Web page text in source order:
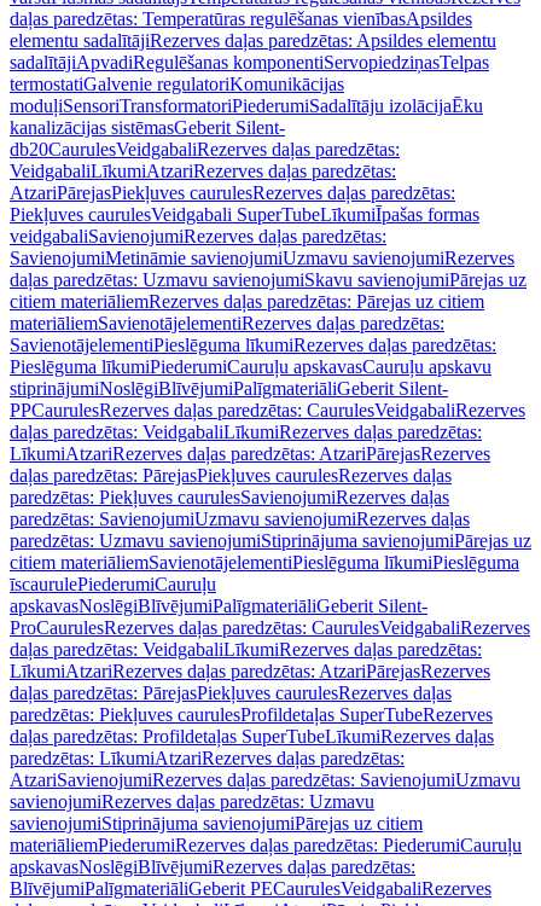
daļas paredzētas: Temperatūras regulēšanas vienībasApsildes
elementu sadalītājiRezerves daļas paredzētas: Apsildes elementu
sadalītājiApvadiRegulēšanas komponentiServopiedziņasTelpas
termostatiGalvenie regulatoriKomunikācijas
moduļiSensoriTransformatoriPiederumiSadalītāju izolācijaĒku
kanalizācijas sistēmasGeberit Silent-
db20CaurulesVeidgabaliRezerves daļas paredzētas:
VeidgabaliLīkumiAtzariRezerves daļas paredzētas:
AtzariPārejasPiekļuves caurulesRezerves daļas paredzētas:
Piekļuves caurulesVeidgabali SuperTubeLīkumiĪpašas formas
veidgabaliSavienojumiRezerves daļas paredzētas:
SavienojumiMetināmie savienojumiUzmavu savienojumiRezerves
daļas paredzētas: Uzmavu savienojumiSkavu savienojumiPārejas uz
citiem materiāliemRezerves daļas paredzētas: Pārejas uz citiem
materiāliemSavienotājelementiRezerves daļas paredzētas:
SavienotājelementiPieslēguma līkumiRezerves daļas paredzētas:
Pieslēguma līkumiPiederumiCauruļu apskavasCauruļu apskavu
stiprinājumiNoslēgiBlīvējumiPalīgmateriāliGeberit Silent-
PPCaurulesRezerves daļas paredzētas: CaurulesVeidgabaliRezerves
daļas paredzētas: VeidgabaliLīkumiRezerves daļas paredzētas:
LīkumiAtzariRezerves daļas paredzētas: AtzariPārejasRezerves
daļas paredzētas: PārejasPiekļuves caurulesRezerves daļas
paredzētas: Piekļuves caurulesSavienojumiRezerves daļas
paredzētas: SavienojumiUzmavu savienojumiRezerves daļas
paredzētas: Uzmavu savienojumiStiprinājuma savienojumiPārejas uz
citiem materiāliemSavienotājelementiPieslēguma līkumiPieslēguma
īscaurulePiederumiCauruļu
apskavasNoslēgiBlīvējumiPalīgmateriāliGeberit Silent-
ProCaurulesRezerves daļas paredzētas: CaurulesVeidgabaliRezerves
daļas paredzētas: VeidgabaliLīkumiRezerves daļas paredzētas:
LīkumiAtzariRezerves daļas paredzētas: AtzariPārejasRezerves
daļas paredzētas: PārejasPiekļuves caurulesRezerves daļas
paredzētas: Piekļuves caurulesProfildetaļas SuperTubeRezerves
daļas paredzētas: Profildetaļas SuperTubeLīkumiRezerves daļas
paredzētas: LīkumiAtzariRezerves daļas paredzētas:
AtzariSavienojumiRezerves daļas paredzētas: SavienojumiUzmavu
savienojumiRezerves daļas paredzētas: Uzmavu
savienojumiStiprinājuma savienojumiPārejas uz citiem
materiāliemPiederumiRezerves daļas paredzētas: PiederumiCauruļu
apskavasNoslēgiBlīvējumiRezerves daļas paredzētas:
BlīvējumiPalīgmateriāliGeberit PECaurulesVeidgabaliRezerves